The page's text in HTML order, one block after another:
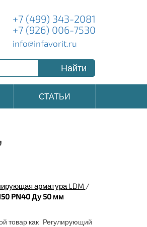
+7 (499) 343-2081
+7 (926) 006-7530
info@infavorit.ru
Найти
СТАТЬИ
арматура LDM /
PN40 Ду 50 мм
товар как "Регулирующий